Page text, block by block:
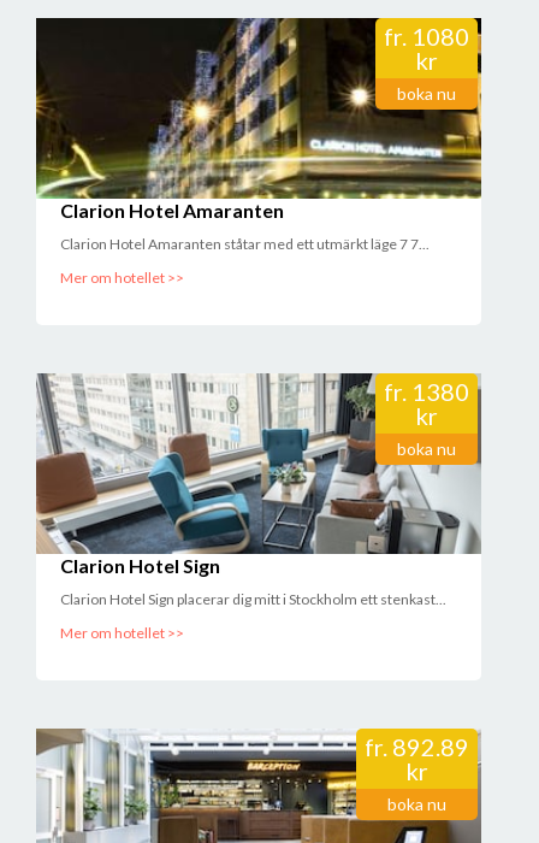
fr. 1080
kr
boka nu
Clarion Hotel Amaranten
Clarion Hotel Amaranten ståtar med ett utmärkt läge 7 7...
Mer om hotellet >>
fr. 1380
kr
boka nu
Clarion Hotel Sign
Clarion Hotel Sign placerar dig mitt i Stockholm ett stenkast...
Mer om hotellet >>
fr. 892.89
kr
boka nu